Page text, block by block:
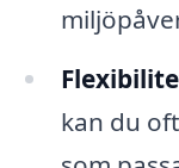
kan du